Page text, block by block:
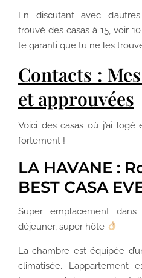
En discutant avec
trouvé des casas à 15, voir
te garanti que tu ne les
Contacts :
et approuvées
Voici des casas où j’ai
fortement !
LA HAVANE :
BEST CASA
Super emplacement
déjeuner, super hôte
La chambre est équipée
climatisée. L’appartement